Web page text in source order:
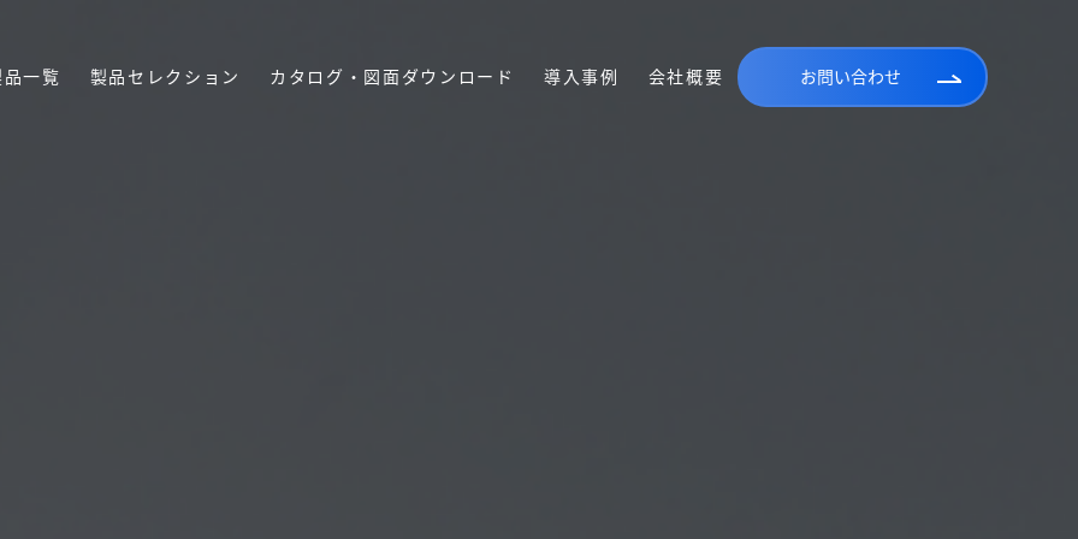
一覧 製品セレクション カタログ・図面ダウンロード 導入事例 会社概要 お問い合わせ